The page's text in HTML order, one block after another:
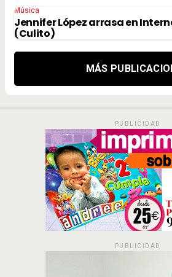
Música
Jennifer López arrasa en
(Culito)
MÁS
PUBLICIDAD
PUBLICIDAD